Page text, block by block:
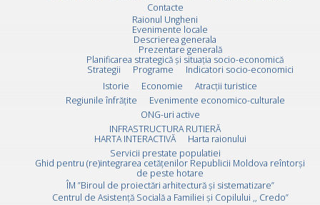
Contacte
Raionul Ungheni
Evenimente locale
Descrierea generala
Prezentare generală
Planificarea strategică și situația socio-economică
Strategii
Programe
Indicatori socio-economici
Istorie
Economie
Atracții turistice
Regiunile înfrățite
Evenimente economico-culturale
ONG-uri active
INFRASTRUCTURA RUTIERĂ
HARTA INTERACTIVĂ
Harta raionului
Servicii prestate populatiei
Ghid pentru (re)integrarea cetățenilor Republicii Moldova reîntorși
de peste hotare
ÎM ”Biroul de proiectări arhitectură și sistematizare”
Centrul de Asistență Socială a Familiei și Copilului ,, Credo”